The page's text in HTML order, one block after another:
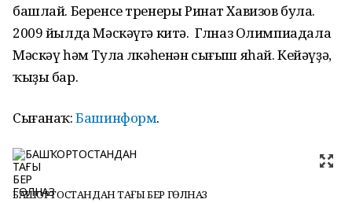
башлай. Беренсе тренеры Ринат Хавизов була.
2009 йылда Мәскәүгә китә. Гөлназ Олимпиадала
Мәскәү һәм Тула өлкәһенән сығыш яһай. Кейәүҙә,
ҡыҙы бар.
Сығанаҡ:Башинформ.
БАШҠОРТОСТАНДАН ТАҒЫ БЕР ГӨЛНАЗ